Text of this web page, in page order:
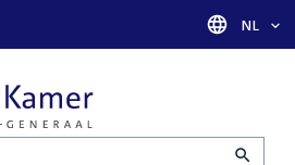
Taal
NL